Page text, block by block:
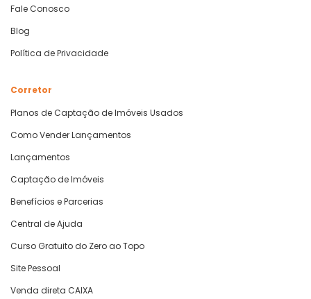
Fale Conosco
Blog
Política de Privacidade
Corretor
Planos de Captação de Imóveis Usados
Como Vender Lançamentos
Lançamentos
Captação de Imóveis
Benefícios e Parcerias
Central de Ajuda
Curso Gratuito do Zero ao Topo
Site Pessoal
Venda direta CAIXA